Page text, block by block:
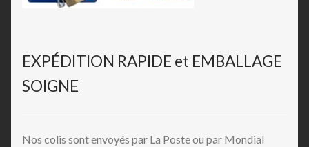
EXPÉDITION RAPIDE et EMBALLAGE
SOIGNE
Nos colis sont envoyés par La Poste ou par Mondial